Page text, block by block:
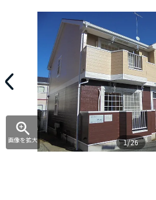
画像を拡大 1/26